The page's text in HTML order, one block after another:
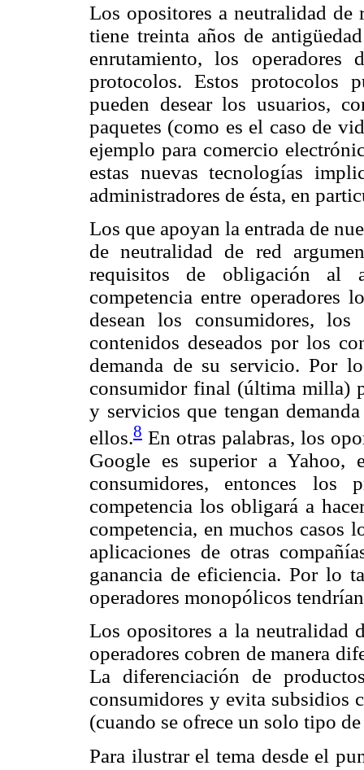
Los opositores a neutralidad
tiene treinta años de
enrutamiento, los
protocolos. Estos protocolos
pueden desear los usuarios,
paquetes (como es el caso de
ejemplo para comercio
estas nuevas tecnologías
administradores de ésta, en
Los que apoyan la entrada de
de neutralidad de red
requisitos de obligación al
competencia entre operadores
desean los consumidores,
contenidos deseados por los
demanda de su servicio. Por
consumidor final (última milla)
y servicios que tengan
ellos.8 En otras palabras, los
Google es superior a Yahoo,
consumidores, entonces los
competencia los obligará a
competencia, en muchos
aplicaciones de otras
ganancia de eficiencia. Por lo
operadores monopólicos
Los opositores a la neutralidad
operadores cobren de manera
La diferenciación de
consumidores y evita subsidios
(cuando se ofrece un solo tipo
Para ilustrar el tema desde el